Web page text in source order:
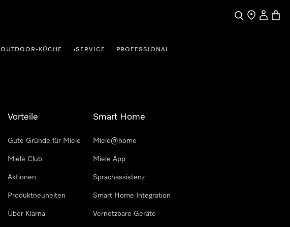
SucheHändlersuche
OUTDOOR-KÜCHE •SERVICE PROFESSIONAL
Vorteile
Gute Gründe für Miele
Miele Club
Aktionen
Produktneuheiten
Über Klarna
Smart Home
Miele@home
Miele App
Sprachassistenz
Smart Home Integration
Vernetzbare Geräte